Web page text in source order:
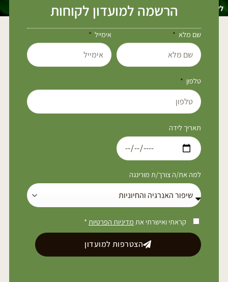
הרשמה למועדון לקוחות
שם מלא אימייל
טלפון
תאריך לידה
למה את/ה צורך/ת מורינגה
קראתי ואישרתי את מדיניות הפרטיות *
הצטרפות למועדון